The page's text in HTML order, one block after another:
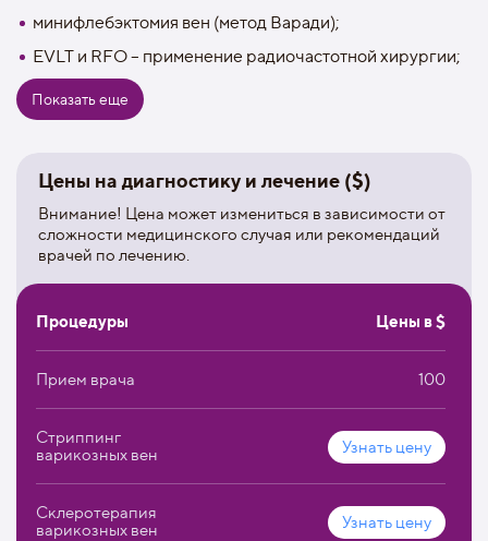
минифлебэктомия вен (метод Варади);
EVLT и RFO – применение радиочастотной хирургии;
биологический клей для операции на венах;
склеротерапия;
импульсного света (IPL);
термокоагуляция;
транскутанная лазерная терапия;
методы THD и Longo.
В госпитале располагается 5 дневных и операционных
стационаров. Персонал Балтийской клиники вен состоит
из квалифицированных опытных сосудистых хирургов и
флебологов, а также профессиональных медсестер.
Показать еще
Цены на диагностику и лечение ($)
Внимание! Цена может измениться в зависимости от
сложности медицинского случая или рекомендаций
врачей по лечению.
Процедуры Цены в $
Прием врача 100
Стриппинг
варикозных вен
Узнать цену
Склеротерапия
варикозных вен
Узнать цену